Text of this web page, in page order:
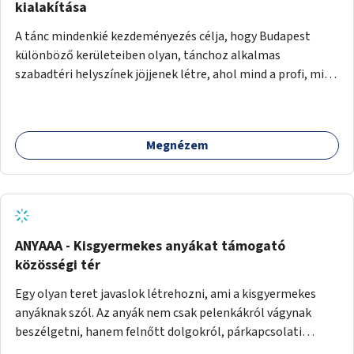
pedig tàmogatàsképpen adatna! A takarítàst kötelezően
problémàra!És ha nem rendezi, kitiltjàk a hasznàlók közül!
Remélem hasznosnak vélik majd ezt az ötletemet! Talàn
egy-két kapszulàt elfogadnék én is honoràriumképpen
kialakítása
A tánc mindenkié kezdeményezés célja, hogy Budapest
különböző kerületeiben olyan, tánchoz alkalmas
szabadtéri helyszínek jöjjenek létre, ahol mind a profi, mind
közösségi eseményeken. Ehhez olyan terek kialakítására
van szükség, ahol szabadtéri táncok szervezésére alkalmas,
egyenként 70 négyzetméter. parkokban, közterületeken
javasoljuk kialakítani.
Megnézem
ANYAAA - Kisgyermekes anyákat támogató
közösségi tér
Egy olyan teret javaslok létrehozni, ami a kisgyermekes
anyáknak szól. Az anyák nem csak pelenkákról vágynak
beszélgetni, hanem felnőtt dolgokról, párkapcsolati